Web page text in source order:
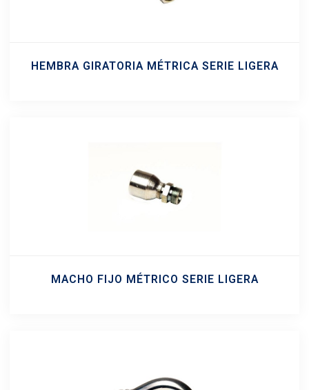
HEMBRA GIRATORIA MÉTRICA SERIE LIGERA
MACHO FIJO MÉTRICO SERIE LIGERA